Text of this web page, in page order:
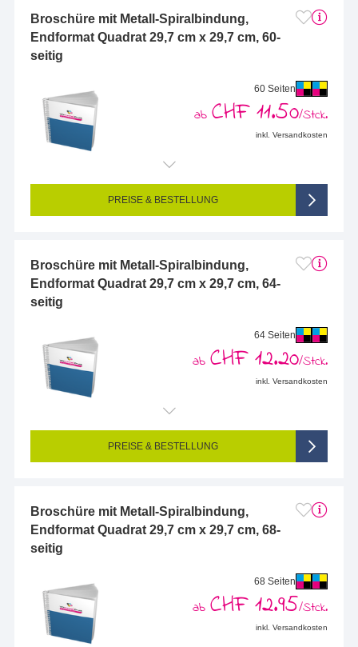
Broschüre mit Metall-Spiralbindung,
Endformat Quadrat 29,7 cm x 29,7 cm, 60-
seitig
60 Seiten
ab CHF 11.50/Stck.
inkl. Versandkosten
Endformat (bedruckte Fläche): 297 x 297 mm
Seitigkeit: 60-seitig (Vorderseite und Rückseite bedruckt)
4/4-farbig CMYK (vollfarbig bedruckt)
PREISE & BESTELLUNG
Broschüre mit Metall-Spiralbindung,
Endformat Quadrat 29,7 cm x 29,7 cm, 64-
seitig
64 Seiten
ab CHF 12.20/Stck.
inkl. Versandkosten
Endformat (bedruckte Fläche): 297 x 297 mm
Seitigkeit: 64-seitig (Vorderseite und Rückseite bedruckt)
4/4-farbig CMYK (vollfarbig bedruckt)
PREISE & BESTELLUNG
Broschüre mit Metall-Spiralbindung,
Endformat Quadrat 29,7 cm x 29,7 cm, 68-
seitig
68 Seiten
ab CHF 12.95/Stck.
inkl. Versandkosten